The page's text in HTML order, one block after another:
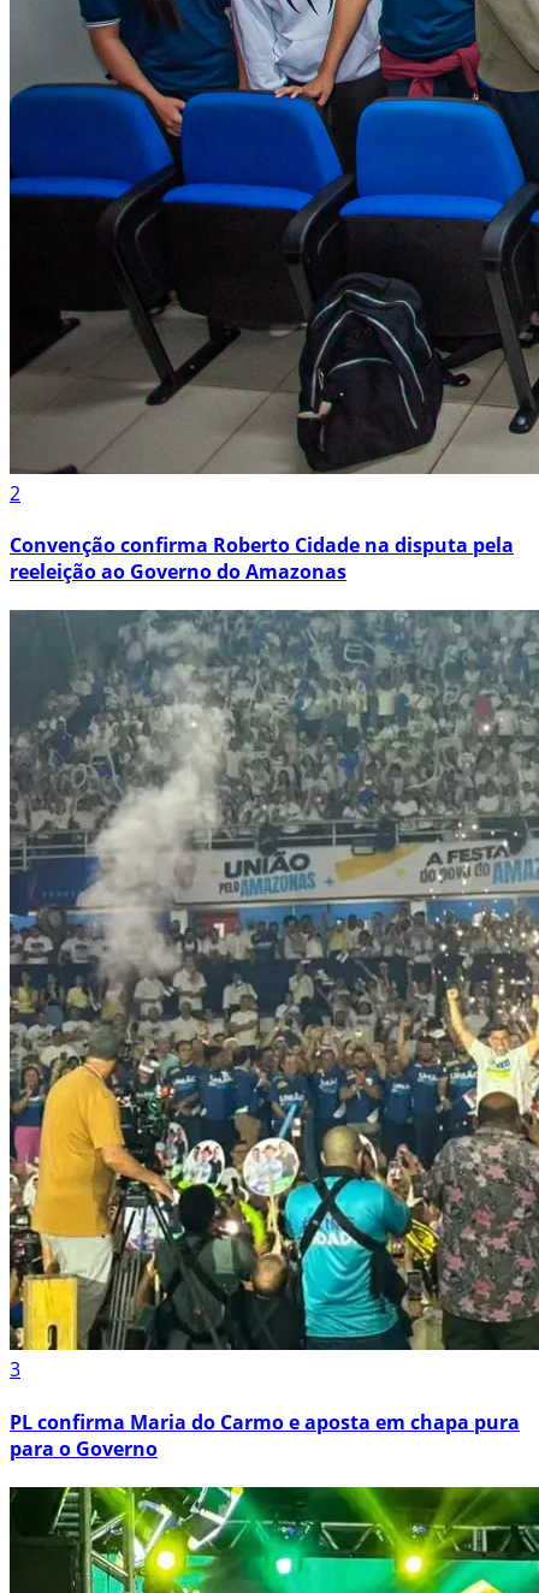
2
Convenção confirma Roberto Cidade na disputa pela
reeleição ao Governo do Amazonas
3
PL confirma Maria do Carmo e aposta em chapa pura
para o Governo